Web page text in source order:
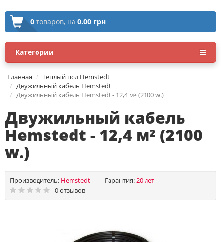
0 товаров, на 0.00 грн
Категории
Главная
Теплый пол Hemstedt
Двужильный кабель Hemstedt
Двужильный кабель Hemstedt - 12,4 м² (2100 w.)
Двужильный кабель
Hemstedt - 12,4 м² (2100
w.)
Производитель: Hemstedt Гарантия:20 лет
0 отзывов